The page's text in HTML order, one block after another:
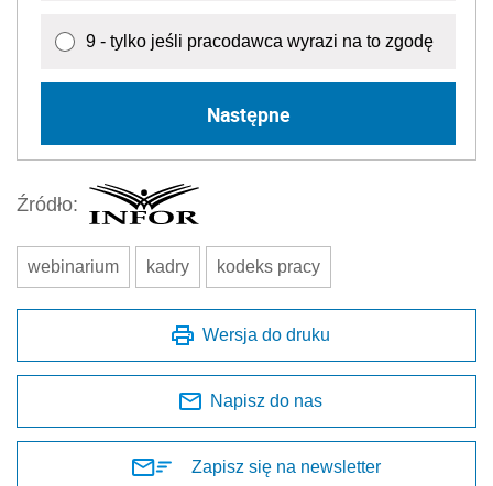
9 - tylko jeśli pracodawca wyrazi na to zgodę
Następne
Źródło:
webinarium kadry kodeks pracy
Wersja do druku
Napisz do nas
Zapisz się na newsletter